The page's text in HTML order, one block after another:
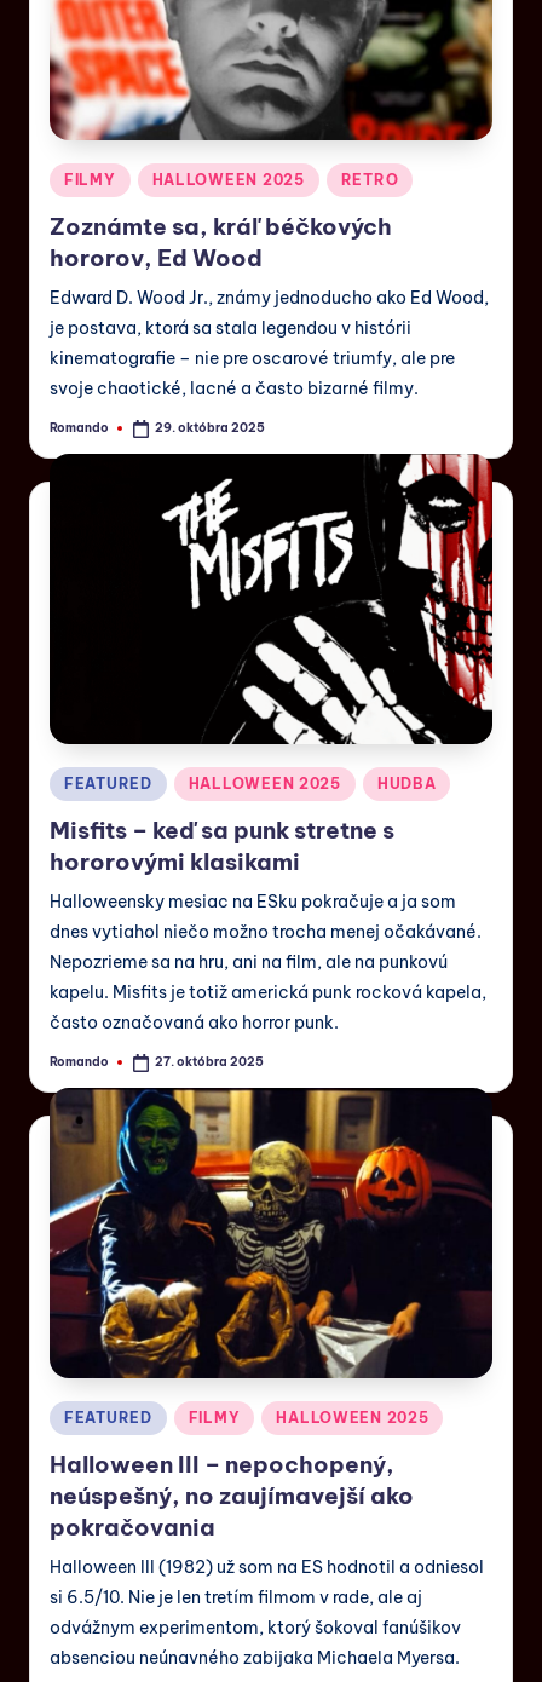
FILMY HALLOWEEN 2025 RETRO
Zoznámte sa, kráľ béčkových
hororov, Ed Wood
Edward D. Wood Jr., známy jednoducho ako Ed Wood,
je postava, ktorá sa stala legendou v histórii
kinematografie – nie pre oscarové triumfy, ale pre
svoje chaotické, lacné a často bizarné filmy.
Romando 29. októbra 2025
FEATURED HALLOWEEN 2025 HUDBA
Misfits – keď sa punk stretne s
hororovými klasikami
Halloweensky mesiac na ESku pokračuje a ja som
dnes vytiahol niečo možno trocha menej očakávané.
Nepozrieme sa na hru, ani na film, ale na punkovú
kapelu. Misfits je totiž americká punk rocková kapela,
často označovaná ako horror punk.
Romando 27. októbra 2025
FEATURED FILMY HALLOWEEN 2025
Halloween III – nepochopený,
neúspešný, no zaujímavejší ako
pokračovania
Halloween III (1982) už som na ES hodnotil a odniesol
si 6.5/10. Nie je len tretím filmom v rade, ale aj
odvážnym experimentom, ktorý šokoval fanúšikov
absenciou neúnavného zabijaka Michaela Myersa.